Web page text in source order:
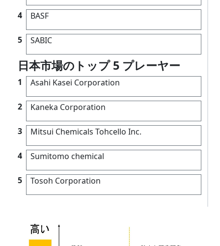
4 BASF
5 SABIC
日本市場のトップ 5 プレーヤー
1 Asahi Kasei Corporation
2 Kaneka Corporation
3 Mitsui Chemicals Tohcello Inc.
4 Sumitomo chemical
5 Tosoh Corporation